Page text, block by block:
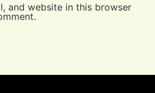
and website in this browser